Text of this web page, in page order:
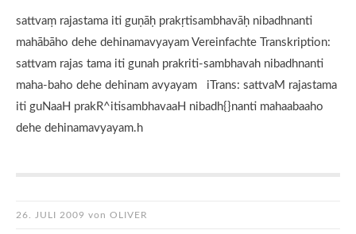
sattvaṃ rajastama iti guṇāḥ prakṛtisambhavāḥ nibadhnanti
mahābāho dehe dehinamavyayam Vereinfachte Transkription:
sattvam rajas tama iti gunah prakriti-sambhavah nibadhnanti
maha-baho dehe dehinam avyayam iTrans: sattvaM rajastama
iti guNaaH prakR^itisambhavaaH nibadh{}nanti mahaabaaho
dehe dehinamavyayam.h
26. JULI 2009 von OLIVER